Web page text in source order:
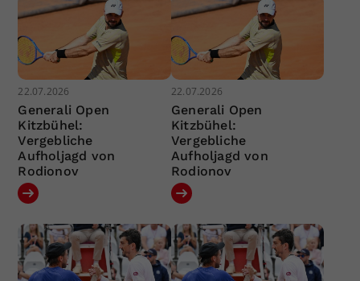
22.07.2026
Generali Open
Kitzbühel:
Vergebliche
Aufholjagd von
Rodionov
22.07.2026
Generali Open
Kitzbühel:
Vergebliche
Aufholjagd von
Rodionov